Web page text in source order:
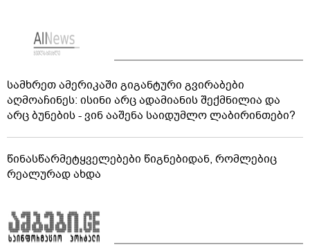
სამხრეთ ამერიკაში გიგანტური გვირაბები
აღმოაჩინეს: ისინი არც ადამიანის შექმნილია და
არც ბუნების - ვინ ააშენა საიდუმლო ლაბირინთები?
წინასწარმეტყველებები წიგნებიდან, რომლებიც
რეალურად ახდა